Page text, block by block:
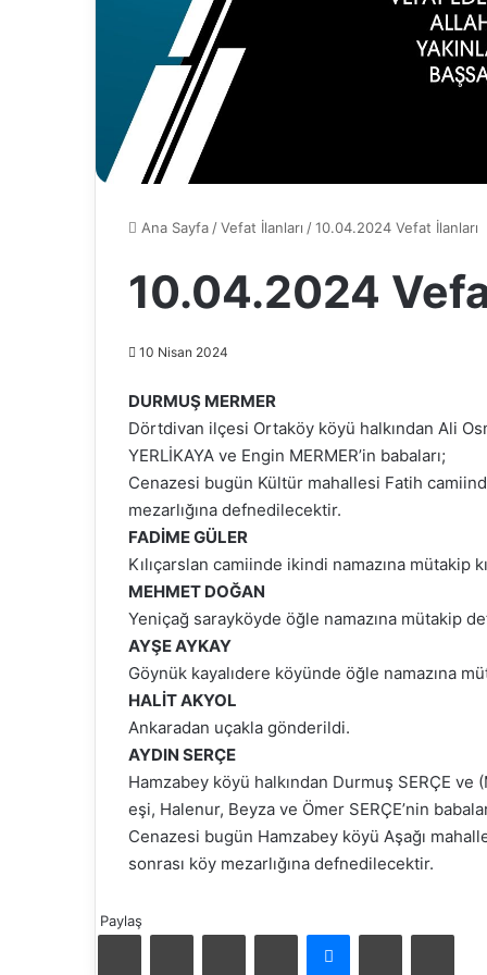
Ana Sayfa/Vefat İlanları /10.04.2024 Vefat İlanları
10.04.2024
10 Nisan 2024
DURMUŞ MERMER
Dörtdivan ilçesi Ortaköy köyü halkından Ali
YERLİKAYA ve Engin MERMER’in babaları;
Cenazesi bugün Kültür mahallesi Fatih
mezarlığına defnedilecektir.
FADİME GÜLER
Kılıçarslan camiinde ikindi namazına mütakip
MEHMET DOĞAN
Yeniçağ sarayköyde öğle namazına mütakip
AYŞE AYKAY
Göynük kayalıdere köyünde öğle namazına
HALİT AKYOL
Ankaradan uçakla gönderildi.
AYDIN SERÇE
Hamzabey köyü halkından Durmuş SERÇE ve
eşi, Halenur, Beyza ve Ömer SERÇE’nin
Cenazesi bugün Hamzabey köyü Aşağı
sonrası köy mezarlığına defnedilecektir.
Paylaş